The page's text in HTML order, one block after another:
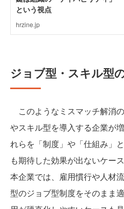
ジョブ型・スキル型
このようなミスマッチ解消
やスキル型を導入する企業が
れらを「制度」や「仕組み」
も期待した効果が出ないケー
本企業では、雇用慣行や人材
型のジョブ型制度をそのまま